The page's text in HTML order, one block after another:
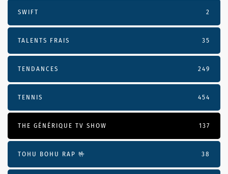
SWIFT 2
TALENTS FRAIS 35
TENDANCES 249
TENNIS 454
THE GÉNÉRIQUE TV SHOW 137
TOHU BOHU RAP 🤟 38